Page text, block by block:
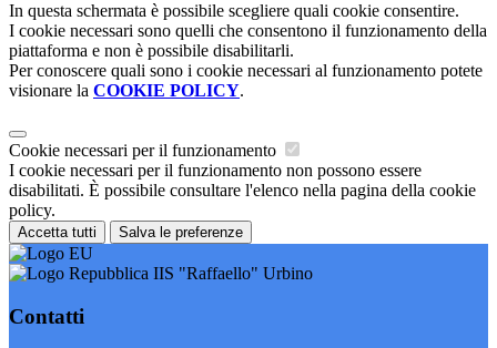
In questa schermata è possibile scegliere quali cookie consentire.
I cookie necessari sono quelli che consentono il funzionamento della
piattaforma e non è possibile disabilitarli.
Per conoscere quali sono i cookie necessari al funzionamento potete
visionare la COOKIE POLICY.
Cookie necessari per il funzionamento
I cookie necessari per il funzionamento non possono essere
disabilitati. È possibile consultare l'elenco nella pagina della cookie
policy.
Accetta tutti Salva le preferenze
IIS "Raffaello" Urbino
Contatti